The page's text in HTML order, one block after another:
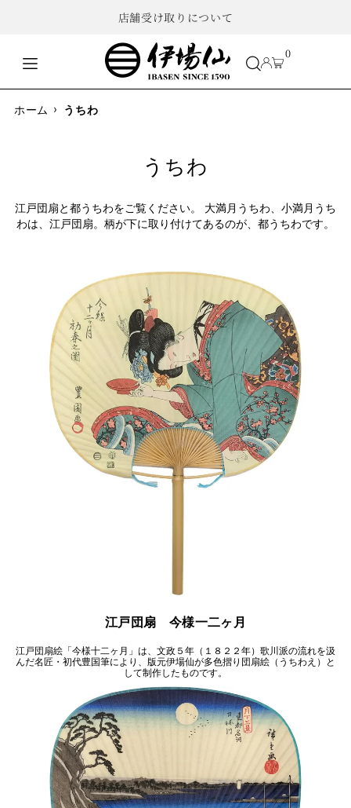
店舗受け取りについて
0
ホーム › うちわ
うちわ
江戸団扇と都うちわをご覧ください。 大満月うちわ、小満月うち
わは、江戸団扇。柄が下に取り付けてあるのが、都うちわです。
江戸団扇 今様一二ヶ月
江戸団扇絵「今様十二ヶ月」は、文政５年（１８２２年）歌川派の流れを汲
んだ名匠・初代豊国筆により、版元伊場仙が多色摺り団扇絵（うちわえ）と
して制作したものです。